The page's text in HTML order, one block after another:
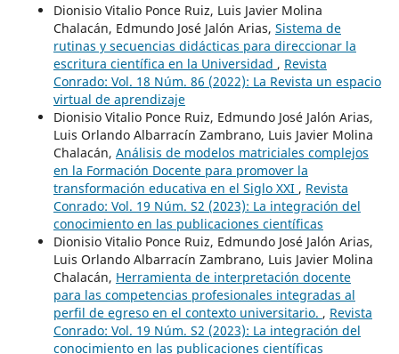
Dionisio Vitalio Ponce Ruiz, Luis Javier Molina
Chalacán, Edmundo José Jalón Arias, Sistema de
rutinas y secuencias didácticas para direccionar la
escritura científica en la Universidad , Revista
Conrado: Vol. 18 Núm. 86 (2022): La Revista un espacio
virtual de aprendizaje
Dionisio Vitalio Ponce Ruiz, Edmundo José Jalón Arias,
Luis Orlando Albarracín Zambrano, Luis Javier Molina
Chalacán, Análisis de modelos matriciales complejos
en la Formación Docente para promover la
transformación educativa en el Siglo XXI , Revista
Conrado: Vol. 19 Núm. S2 (2023): La integración del
conocimiento en las publicaciones científicas
Dionisio Vitalio Ponce Ruiz, Edmundo José Jalón Arias,
Luis Orlando Albarracín Zambrano, Luis Javier Molina
Chalacán, Herramienta de interpretación docente
para las competencias profesionales integradas al
perfil de egreso en el contexto universitario. , Revista
Conrado: Vol. 19 Núm. S2 (2023): La integración del
conocimiento en las publicaciones científicas